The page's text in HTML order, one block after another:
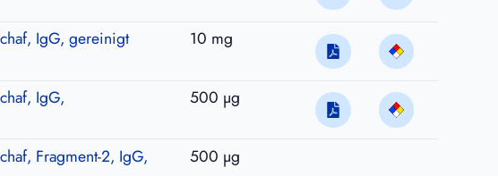
IgG, gereinigt 10 mg
IgG,
500 µg
Fragment-2, IgG,
500 µg